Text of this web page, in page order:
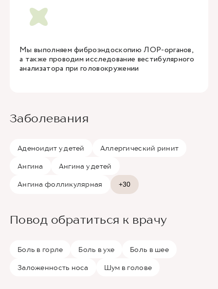
Мы выполняем фиброэндоскопию ЛОР-органов,
а также проводим исследование вестибулярного
анализатора при головокружении
Заболевания
Аденоидит у детей Аллергический ринит
Ангина Ангина у детей
Ангина фолликулярная +30
Повод обратиться к врачу
Боль в горле Боль в ухе Боль в шее
Заложенность носа Шум в голове